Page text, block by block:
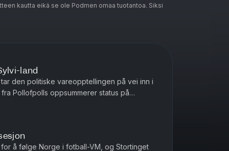
Johan Giertsen
kautta eikä se ole Podmen omaa tuotantoa. Siksi
land
den politiske vareopptellingen på vei inn i
å følge Norge i fotball-VM, og Stortinget